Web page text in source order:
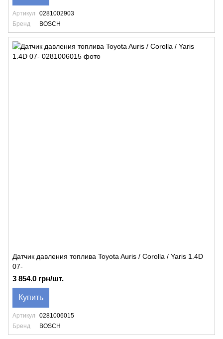
Артикул
0281002903
Бренд
BOSCH
Датчик давления топлива Toyota Auris / Corolla / Yaris 1.4D
07-
3 854.0 грн/шт.
Купить
Артикул
0281006015
Бренд
BOSCH